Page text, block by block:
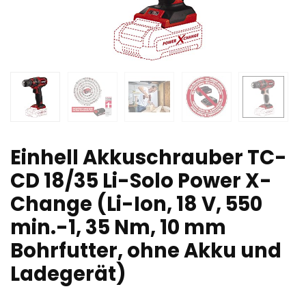
Einhell Akkuschrauber TC-
CD 18/35 Li-Solo Power X-
Change (Li-Ion, 18 V, 550
min.-1, 35 Nm, 10 mm
Bohrfutter, ohne Akku und
Ladegerät)